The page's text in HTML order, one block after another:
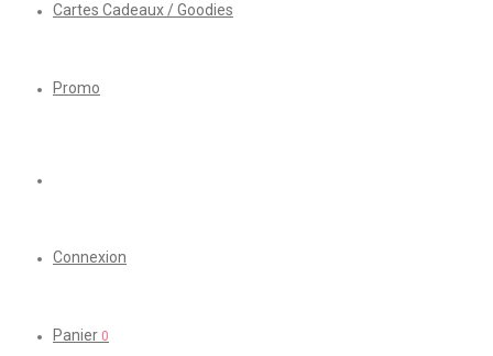
Cartes Cadeaux / Goodies
Promo
Connexion
Panier 0